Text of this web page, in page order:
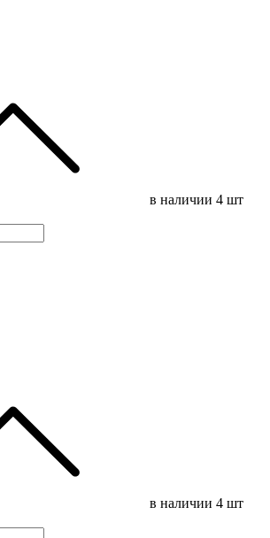
в наличии 4 шт
в наличии 4 шт